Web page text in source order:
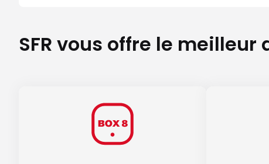
SFR vous offre le meilleur